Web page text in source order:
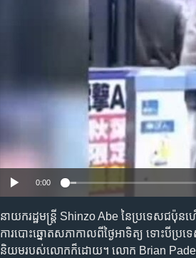
0:00
នាយករដ្ឋ​មន្រ្តី Shinzo Abe នៃ​ប្រទេស​ជប៉ុ
ការ​បោះឆ្នោត​សភា​កាល​ពី​ថ្ងៃ​អាទិត្យ ទោះបី​ប្រ
និយម​របស់​លោក​ក៏​ដោយ។ លោក Brian Paden